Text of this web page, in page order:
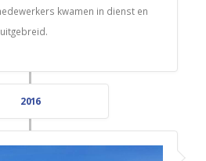
kwamen in dienst en
2016